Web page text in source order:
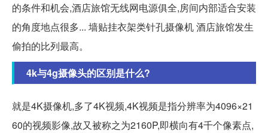
的条件和机会,酒店旅馆无线网电源俱全,房间内部适合安装
的角度地点很多... 墙贴挂衣架类针孔摄像机 酒店旅馆发生
偷拍的比列最高。
4k与4g摄像头的区别是什么?
就是4K摄像机,多了4K视频,4K视频是指分辨率为4096×21
60的视频影像,故又被称之为2160P,即横向有4千个像素点,